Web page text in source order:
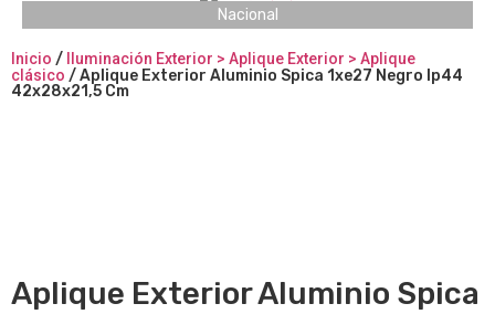
Nacional
Inicio /
Iluminación Exterior > Aplique Exterior > Aplique
clásico / Aplique Exterior Aluminio Spica 1xe27 Negro Ip44
42x28x21,5 Cm
Aplique Exterior Aluminio Spica